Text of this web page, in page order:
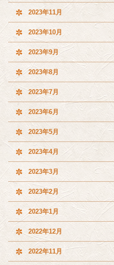
2023年11月
2023年10月
2023年9月
2023年8月
2023年7月
2023年6月
2023年5月
2023年4月
2023年3月
2023年2月
2023年1月
2022年12月
2022年11月